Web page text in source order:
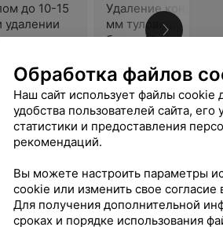
до 10-15
Удаление кондилом
мм туловища при
более 10 шт
ответы на все волнующие меня вопросы! Еще
Обработка файлов
Наш сайт использует файлы cookie
удобства пользователей сайта,
статистики и предоставления
рекомендаций.
Вы можете настроить параметры
cookie или изменить свое
Для получения дополнительной
сроках и порядке использования